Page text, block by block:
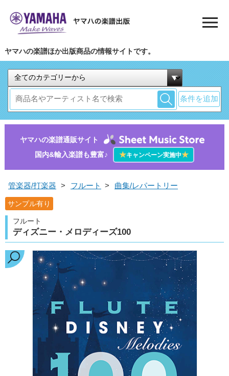
ヤマハの楽譜ほか出版商品の情報サイトです。
条件を追加
ヤマハの楽譜通販サイト
国内&輸入楽譜も豊富♪
★キャンペーン実施中★
管楽器/打楽器 > フルート > 曲集/レパートリー
サンプル有り
フルート
ディズニー・メロディーズ100